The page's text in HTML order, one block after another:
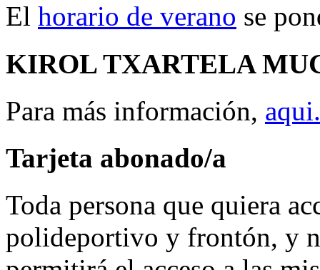
El horario de verano se
KIROL TXARTELA
Para más información, aqui.
Tarjeta abonado/a
Toda persona que quiera
polideportivo y frontón, y